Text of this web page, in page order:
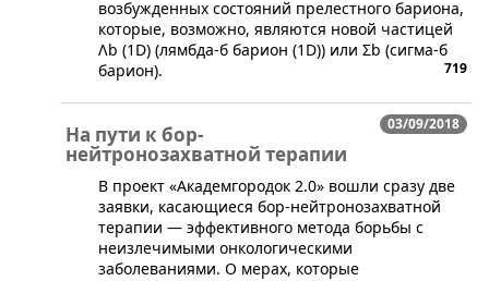
возбужденных состояний прелестного бариона,
которые, возможно, являются новой частицей
Λb (1D) (лямбда-б барион (1D)) или Σb (сигма-б
барион).
719
03/09/2018
На пути к бор-
нейтронозахватной терапии
В проект «Академгородок 2.0» вошли сразу две
заявки, касающиеся бор-нейтронозахватной
терапии — эффективного метода борьбы с
неизлечимыми онкологическими
заболеваниями. О мерах, которые